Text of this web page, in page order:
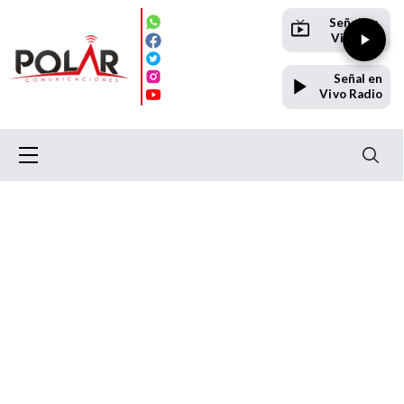
Señal en
Vivo TV
Señal en
Vivo Radio